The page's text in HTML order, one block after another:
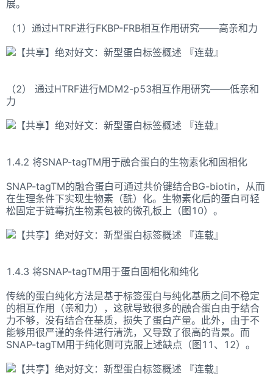
展。
（1）通过HTRF进行FKBP-FRB相互作用研究——高亲和力
（2） 通过HTRF进行MDM2-p53相互作用研究――低亲和
力
1.4.2 将SNAP-tagTM用于融合蛋白的生物素化和固相化
SNAP-tagTM的融合蛋白可通过共价键结合BG-biotin，从而
在生理条件下实现生物素（酰）化。生物素化后的蛋白可轻
松固定于链霉抗生物素包被的微孔板上（图10）。
1.4.3 将SNAP-tagTM用于蛋白固相化和纯化
传统的蛋白纯化方法是基于标签蛋白与纯化基质之间不稳定
的相互作用（亲和力），这就导致很多的融合蛋白由于结合
力不够，没有结合在基质，损失了蛋白产量。此外，由于不
能够用很严谨的条件进行清洗，又导致了很高的背景。而
SNAP-tagTM用于纯化则可克服上述缺点（图11、12）。